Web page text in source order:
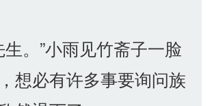
。”小雨见竹斋子一脸
想必有许多事要询问族